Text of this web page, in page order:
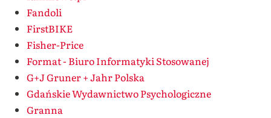
Fandoli
FirstBIKE
Fisher-Price
Format - Biuro Informatyki Stosowanej
G+J Gruner + Jahr Polska
Gdańskie Wydawnictwo Psychologiczne
Granna